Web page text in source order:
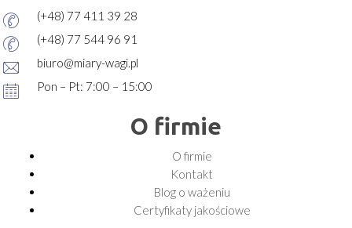
(+48) 77 411 39 28
(+48) 77 544 96 91
biuro@miary-wagi.pl
Pon – Pt: 7:00 – 15:00
O firmie
O firmie
Kontakt
Blog o ważeniu
Certyfikaty jakościowe